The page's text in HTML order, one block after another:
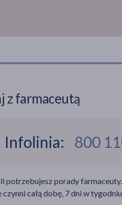
z farmaceutą
Infolinia: 800
potrzebujesz porady farmaceuty.
całą dobę, 7 dni w